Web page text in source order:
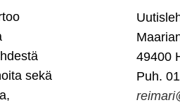
sekä
49400
Puh.